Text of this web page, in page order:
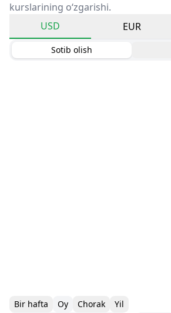
kurslarining o‘zgarishi.
USD
EUR
Sotib olish
Bir hafta Oy Chorak Yil